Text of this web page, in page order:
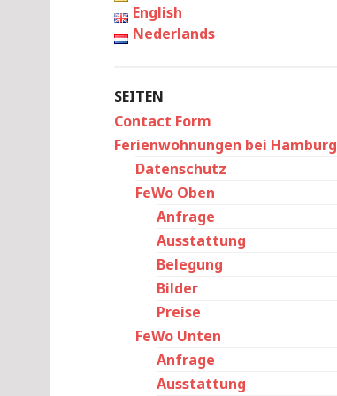
English
Nederlands
SEITEN
Contact Form
Ferienwohnungen bei Hamburg
Datenschutz
FeWo Oben
Anfrage
Ausstattung
Belegung
Bilder
Preise
FeWo Unten
Anfrage
Ausstattung